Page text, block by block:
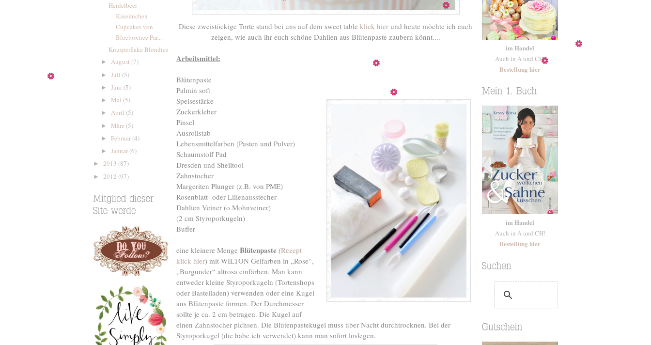
Heidelbeer
Käsekuchen
Cupcakes von
Blueboxtree Par...
Knusperflake Blondies
► August (7)
► Juli (5)
► Juni (5)
► Mai (5)
► April (5)
► März (5)
► Februar(4)
► Januar(6)
► 2013 (87)
► 2012 (97)
Diese zweistöckige Torte stand bei uns auf dem sweet table klick hier und heute möchte ich euch
zeigen, wie auch ihr euch schöne Dahlien aus Blütenpaste zaubern könnt....
Arbeitsmittel:
Blütenpaste
Palmin soft
Speisestärke
Zuckerkleber
Pinsel
Ausrollstab
Lebensmittelfarben (Pasten und Pulver)
Schaumstoff Pad
Dresden und Shelltool
Zahnstocher
Margeriten Plunger (z.B. von PME)
Rosenblatt- oder Lilienausstecher
Dahlien Veiner (o.Mohnveiner)
(2 cm Styroporkugeln)
Buffer
eine kleinere Menge Blütenpaste (Rezept
klick hier) mit WILTON Gelfarben in „Rose“,
„Burgunder“ altrosa einfärben. Man kann
entweder kleine Styroporkugeln (Tortenshops
oder Bastelladen) verwenden oder eine Kugel
aus Blütenpaste formen. Der Durchmesser
sollte je ca. 2 cm betragen. Die Kugel auf
einen Zahnstocher pichsen. Die Blütenpastekugel muss über Nacht durchtrocknen. Bei der
Styroporkugel (die habe ich verwendet) kann man sofort loslegen.
im Handel
Auch in A und CH!
Bestellung hier
im Handel
Auch in A und CH!
Bestellung hier